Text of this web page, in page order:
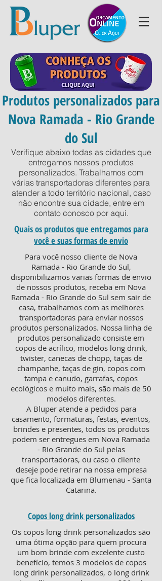
Produtos personalizados para
Nova Ramada - Rio Grande
do Sul
Verifique abaixo todas as cidades que
entregamos nossos produtos
personalizados. Trabalhamos com
várias transportadoras diferentes para
atender a todo território nacional, caso
não encontre sua cidade, entre em
contato conosco por aqui.
Para você nosso cliente de Nova
Ramada - Rio Grande do Sul,
disponibilizamos varias formas de envio
de nossos produtos, receba em Nova
Ramada - Rio Grande do Sul sem sair de
casa, trabalhamos com as melhores
transportadoras para enviar nossos
produtos personalizados. Nossa linha de
produtos personalizado consiste em
copos de acrílico, modelos long drink,
twister, canecas de chopp, taças de
champanhe, taças de gin, copos com
tampa e canudo, garrafas, copos
ecológicos e muito mais, são mais de 50
modelos diferentes.
A Bluper atende a pedidos para
casamento, formaturas, festas, eventos,
brindes e presentes, todos os produtos
podem ser entregues em Nova Ramada
- Rio Grande do Sul pelas
transportadoras, ou caso o cliente
deseje pode retirar na nossa empresa
que fica localizada em Blumenau - Santa
Catarina.
Quais os produtos que entregamos para
você e suas formas de envio
Copos long drink personalizados
Os copos long drink personalizados são
uma ótima opção para quem procura
um bom brinde com excelente custo
benefício, temos 3 modelos de copos
long drink personalizados, o long drink